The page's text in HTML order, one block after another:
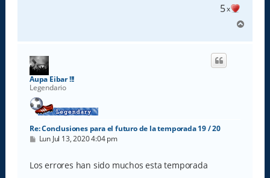
5x
r
Aupa Eibar !!!
Legendario
Re: Conclusiones para el futuro de la temporada 19 / 20
M
s
a
Lun Jul 13, 2020 4:04 pm
Los errores han sido muchos esta temporada